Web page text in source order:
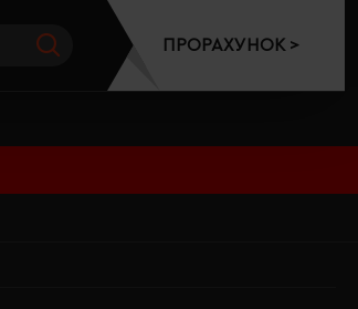
ПРОРАХУНОК >